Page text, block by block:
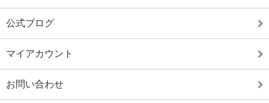
公式ブログ
マイアカウント
お問い合わせ